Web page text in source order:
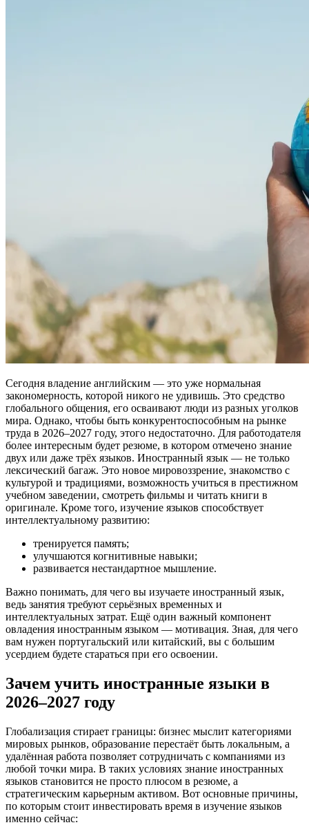
Сегодня владение английским — это уже нормальная
закономерность, которой никого не удивишь. Это средство
глобального общения, его осваивают люди из разных уголков
мира. Однако, чтобы быть конкурентоспособным на рынке
труда в 2026–2027 году, этого недостаточно. Для работодателя
более интересным будет резюме, в котором отмечено знание
двух или даже трёх языков. Иностранный язык — не только
лексический багаж. Это новое мировоззрение, знакомство с
культурой и традициями, возможность учиться в престижном
учебном заведении, смотреть фильмы и читать книги в
оригинале. Кроме того, изучение языков способствует
интеллектуальному развитию:
тренируется память;
улучшаются когнитивные навыки;
развивается нестандартное мышление.
Важно понимать, для чего вы изучаете иностранный язык,
ведь занятия требуют серьёзных временных и
интеллектуальных затрат. Ещё один важный компонент
овладения иностранным языком — мотивация. Зная, для чего
вам нужен португальский или китайский, вы с большим
усердием будете стараться при его освоении.
Зачем учить иностранные языки в
2026–2027 году
Глобализация стирает границы: бизнес мыслит категориями
мировых рынков, образование перестаёт быть локальным, а
удалённая работа позволяет сотрудничать с компаниями из
любой точки мира. В таких условиях знание иностранных
языков становится не просто плюсом в резюме, а
стратегическим карьерным активом. Вот основные причины,
по которым стоит инвестировать время в изучение языков
именно сейчас: